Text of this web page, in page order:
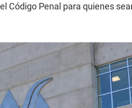
Código Penal para quienes